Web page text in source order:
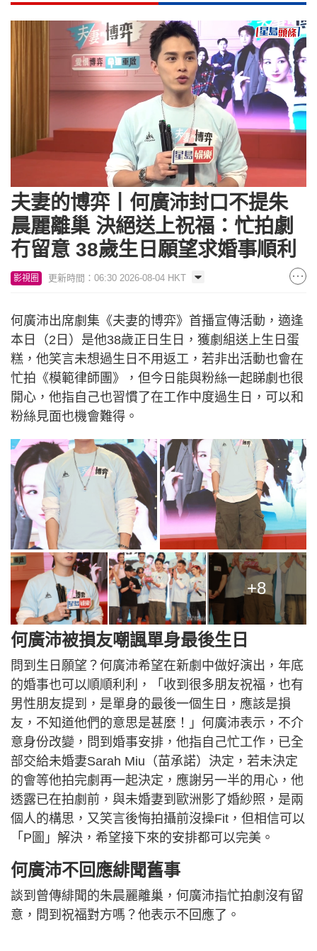
Loaded:
13.64%
夫妻的博弈丨何廣沛封口不提朱
晨麗離巢 決絕送上祝福：忙拍劇
冇留意 38歲生日願望求婚事順利
影視圈 更新時間：06:30 2026-08-04 HKT
何廣沛出席劇集《夫妻的博弈》首播宣傳活動，適逢
本日（2日）是他38歲正日生日，獲劇組送上生日蛋
糕，他笑言未想過生日不用返工，若非出活動也會在
忙拍《模範律師團》，但今日能與粉絲一起睇劇也很
開心，他指自己也習慣了在工作中度過生日，可以和
粉絲見面也機會難得。
+8
何廣沛被損友嘲諷單身最後生日
問到生日願望？何廣沛希望在新劇中做好演出，年底
的婚事也可以順順利利，「收到很多朋友祝福，也有
男性朋友提到，是單身的最後一個生日，應該是損
友，不知道他們的意思是甚麼！」何廣沛表示，不介
意身份改變，問到婚事安排，他指自己忙工作，已全
部交給未婚妻Sarah Miu（苗承諾）決定，若未決定
的會等他拍完劇再一起決定，應謝另一半的用心，他
透露已在拍劇前，與未婚妻到歐洲影了婚紗照，是兩
個人的構思，又笑言後悔拍攝前沒操Fit，但相信可以
「P圖」解決，希望接下來的安排都可以完美。
何廣沛不回應緋聞舊事
談到曾傳緋聞的朱晨麗離巢，何廣沛指忙拍劇沒有留
意，問到祝福對方嗎？他表示不回應了。